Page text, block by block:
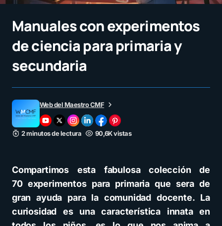
Manuales con experimentos
de ciencia para primaria y
secundaria
Web del Maestro CMF
2 minutos de lectura 90,6K vistas
Compartimos esta fabulosa colección de
70 experimentos para primaria que sera de
gran ayuda para la comunidad docente. La
curiosidad es una característica innata en